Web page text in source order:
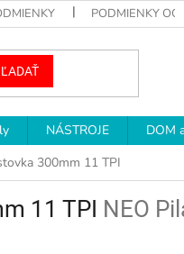
PODMIENKY
NÁSTROJE DOM
300mm 11 TPI
11 TPI NEO